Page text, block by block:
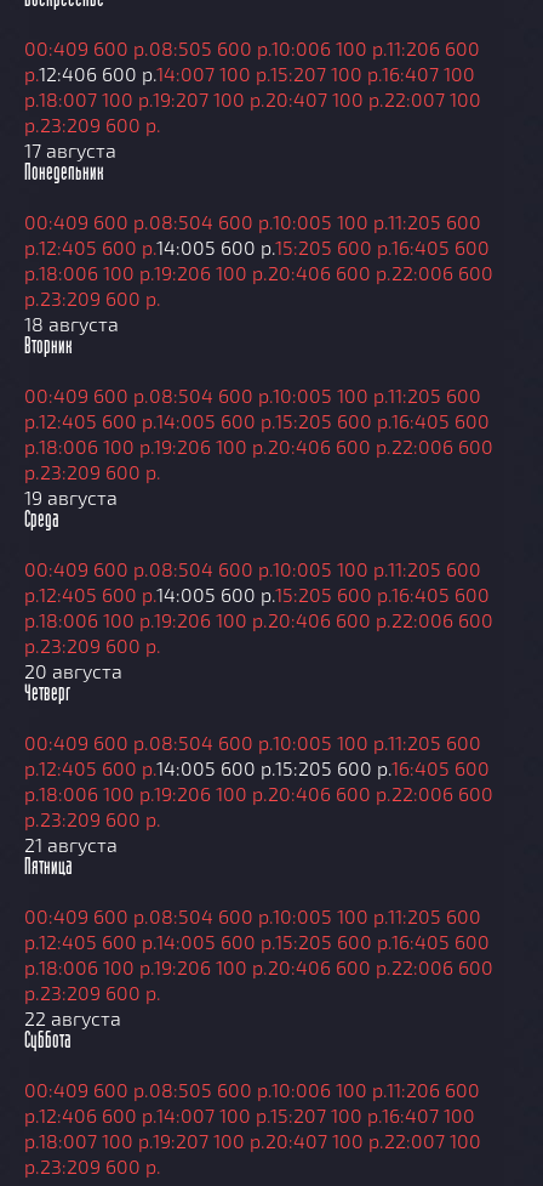
00:409 600 р. 08:505 600 р.10:006 100 р.11:206 600
р.12:406 600 р.14:007 100 р.15:207 100 р.16:407 100
р.18:007 100 р.19:207 100 р. 20:407 100 р. 22:007 100
р. 23:209 600 р.
17 августа
Понедельник
00:409 600 р. 08:504 600 р.10:005 100 р.11:205 600
р.12:405 600 р.14:005 600 р.15:205 600 р.16:405 600
р.18:006 100 р.19:206 100 р. 20:406 600 р. 22:006 600
р. 23:209 600 р.
18 августа
Вторник
00:409 600 р. 08:504 600 р.10:005 100 р.11:205 600
р.12:405 600 р.14:005 600 р.15:205 600 р.16:405 600
р.18:006 100 р.19:206 100 р. 20:406 600 р. 22:006 600
р. 23:209 600 р.
19 августа
Среда
00:409 600 р. 08:504 600 р.10:005 100 р.11:205 600
р.12:405 600 р.14:005 600 р.15:205 600 р.16:405 600
р.18:006 100 р.19:206 100 р. 20:406 600 р. 22:006 600
р. 23:209 600 р.
20 августа
Четверг
00:409 600 р. 08:504 600 р.10:005 100 р.11:205 600
р.12:405 600 р.14:005 600 р.15:205 600 р.16:405 600
р.18:006 100 р.19:206 100 р. 20:406 600 р. 22:006 600
р. 23:209 600 р.
21 августа
Пятница
00:409 600 р. 08:504 600 р.10:005 100 р.11:205 600
р.12:405 600 р.14:005 600 р.15:205 600 р.16:405 600
р.18:006 100 р.19:206 100 р. 20:406 600 р. 22:006 600
р. 23:209 600 р.
22 августа
Суббота
00:409 600 р. 08:505 600 р.10:006 100 р.11:206 600
р.12:406 600 р.14:007 100 р.15:207 100 р.16:407 100
р.18:007 100 р.19:207 100 р. 20:407 100 р. 22:007 100
р. 23:209 600 р.